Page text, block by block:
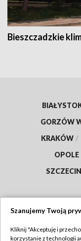
Bieszczadzkie
GORZÓW
KRAKÓW /
OPOLE
SZCZECIN
Szanujemy Twoją
Kliknij "Akceptuję i
korzystanie z technologii